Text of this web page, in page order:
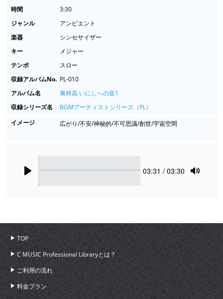
時間
3:30
ジャンル
アンビエント
楽器
シンセサイザー
キー
メジャー
テンポ
スロー
収録アルバムNo. PL-010
アルバム名
東祥高 いにしへの音1
収録シリーズ名
BGMアーティストシリーズ（PL）
イメージ
広がり/不安/神秘的/不可思議/創世/宇宙空間
Current
03:31 / 03:30
TOP
C MUSIC Professional Libraryとは？
ご利用の流れ
料金プラン